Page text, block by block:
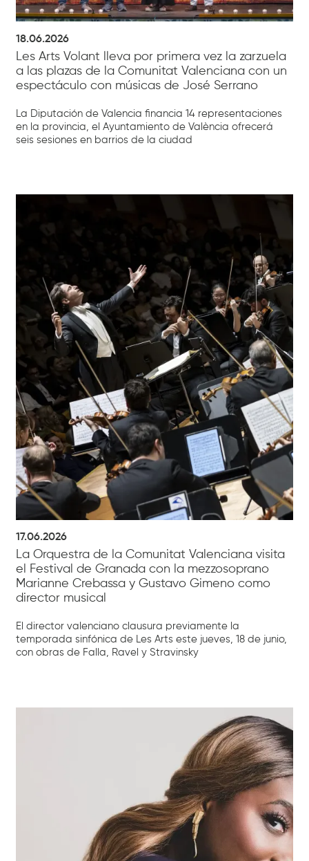
18.06.2026
Les Arts Volant lleva por primera vez la zarzuela
a las plazas de la Comunitat Valenciana con un
espectáculo con músicas de José Serrano
La Diputación de Valencia financia 14 representaciones
en la provincia, el Ayuntamiento de València ofrecerá
seis sesiones en barrios de la ciudad
17.06.2026
La Orquestra de la Comunitat Valenciana visita
el Festival de Granada con la mezzosoprano
Marianne Crebassa y Gustavo Gimeno como
director musical
El director valenciano clausura previamente la
temporada sinfónica de Les Arts este jueves, 18 de junio,
con obras de Falla, Ravel y Stravinsky